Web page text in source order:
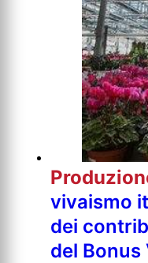
vivaismo
dei
del Bonus